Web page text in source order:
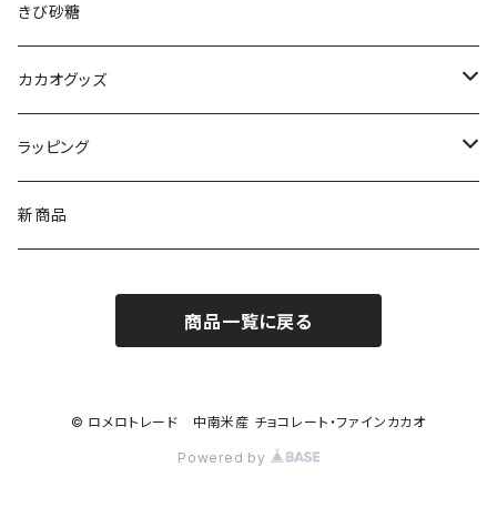
Tayutic タユティック
Cocoa Vintage ココア ヴィンテージ
Enraizados エンライサドス
コーティング チョコ
ペーストチョコレート
コインチョコレート
チョコレートドリンク
ボンボンショコラ
きび砂糖
カカオグッズ
アクセサリー
ネックレス
カップ
ラッピング
Sibu CHOCOLATE シブチョコレート
新商品
商品一覧に戻る
© ロメロトレード 中南米産 チョコレート・ファインカカオ
Powered by